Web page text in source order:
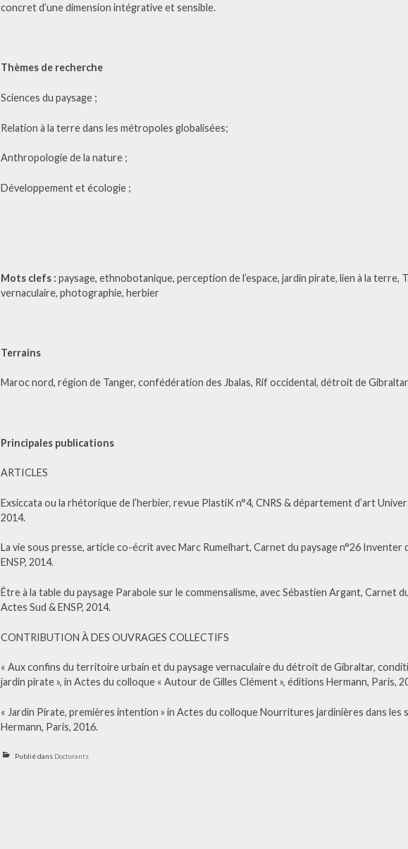
concret d’une dimension intégrative et sensible.
Thèmes de recherche
Sciences du paysage ;
Relation à la terre dans les métropoles globalisées;
Anthropologie de la nature ;
Développement et écologie ;
Mots clefs :paysage, ethnobotanique, perception de l’espace, jardin pirate, lien à la
vernaculaire, photographie, herbier
Terrains
Maroc nord, région de Tanger, confédération des Jbalas, Rif occidental, détroit de
Principales publications
ARTICLES
Exsiccata ou la rhétorique de l’herbier, revue PlastiK n°4, CNRS & département d’art
2014.
La vie sous presse, article co-écrit avec Marc Rumelhart, Carnet du paysage n°26
ENSP, 2014.
Être à la table du paysage Parabole sur le commensalisme, avec Sébastien Argant, Carnet
Actes Sud & ENSP, 2014.
CONTRIBUTION À DES OUVRAGES COLLECTIFS
« Aux confins du territoire urbain et du paysage vernaculaire du détroit de Gibraltar,
jardin pirate », in Actes du colloque « Autour de Gilles Clément », éditions Hermann, Paris,
« Jardin Pirate, premières intention » in Actes du colloque Nourritures jardinières dans les
Hermann, Paris, 2016.
Publié dans Doctorants